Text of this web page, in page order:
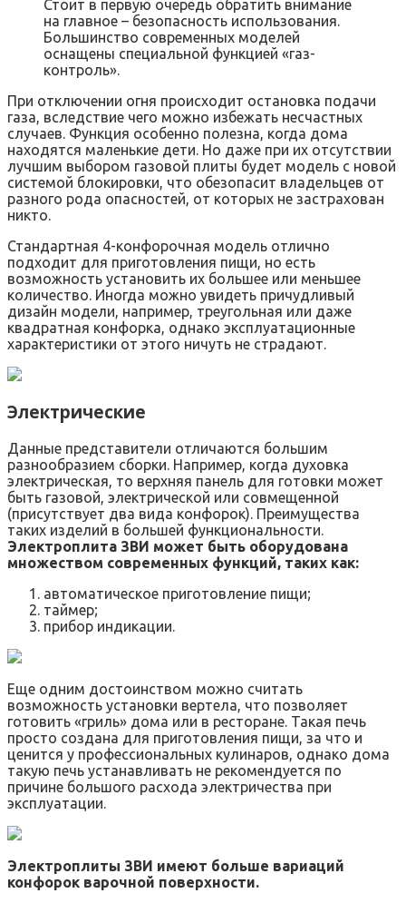
Стоит в первую очередь обратить внимание
на главное – безопасность использования.
Большинство современных моделей
оснащены специальной функцией «газ-
контроль».
При отключении огня происходит остановка подачи
газа, вследствие чего можно избежать несчастных
случаев. Функция особенно полезна, когда дома
находятся маленькие дети. Но даже при их отсутствии
лучшим выбором газовой плиты будет модель с новой
системой блокировки, что обезопасит владельцев от
разного рода опасностей, от которых не застрахован
никто.
Стандартная 4-конфорочная модель отлично
подходит для приготовления пищи, но есть
возможность установить их большее или меньшее
количество. Иногда можно увидеть причудливый
дизайн модели, например, треугольная или даже
квадратная конфорка, однако эксплуатационные
характеристики от этого ничуть не страдают.
Электрические
Данные представители отличаются большим
разнообразием сборки. Например, когда духовка
электрическая, то верхняя панель для готовки может
быть газовой, электрической или совмещенной
(присутствует два вида конфорок). Преимущества
таких изделий в большей функциональности.
Электроплита ЗВИ может быть оборудована
множеством современных функций, таких как:
автоматическое приготовление пищи;
таймер;
прибор индикации.
Еще одним достоинством можно считать
возможность установки вертела, что позволяет
готовить «гриль» дома или в ресторане. Такая печь
просто создана для приготовления пищи, за что и
ценится у профессиональных кулинаров, однако дома
такую печь устанавливать не рекомендуется по
причине большого расхода электричества при
эксплуатации.
Электроплиты ЗВИ имеют больше вариаций
конфорок варочной поверхности.